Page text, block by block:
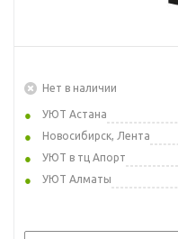
Нет в наличии
УЮТ Астана
Новосибирск, Лента
УЮТ в тц Апорт
УЮТ Алматы